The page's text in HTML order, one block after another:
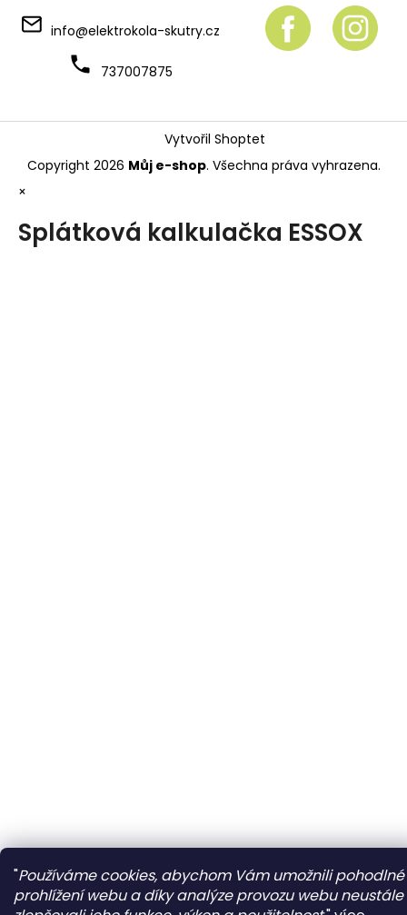
"Používáme cookies, abychom Vám umožnili pohodlné
prohlížení webu a díky analýze provozu webu neustále
info@elektrokola-skutry.cz
737007875
Vytvořil Shoptet
Copyright 2026 Můj e-shop. Všechna práva vyhrazena.
×
Splátková kalkulačka ESSOX